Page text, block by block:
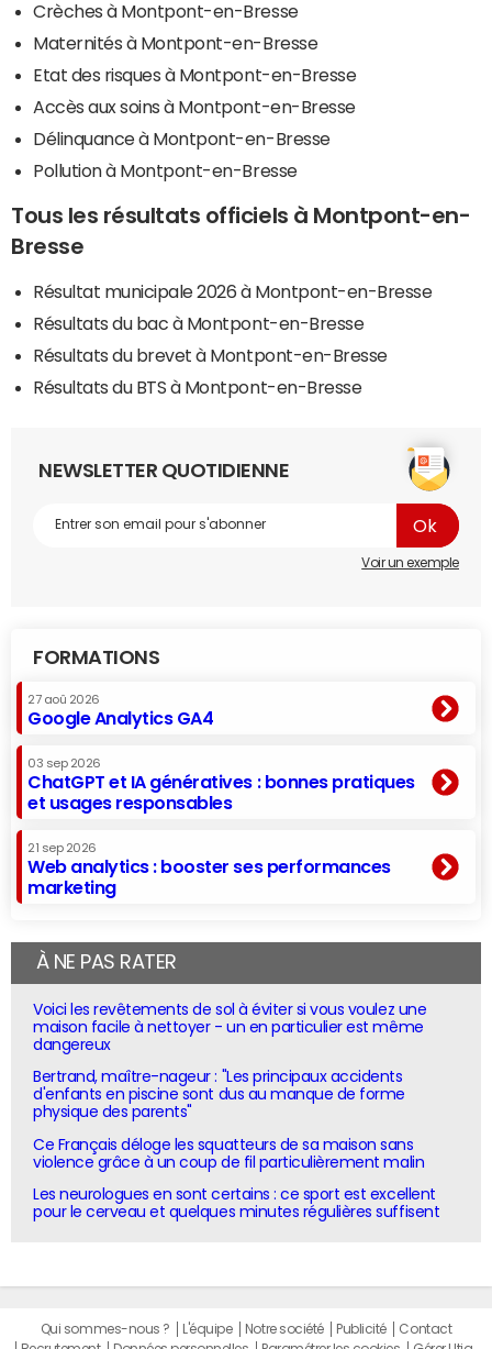
Crèches à Montpont-en-Bresse
Maternités à Montpont-en-Bresse
Etat des risques à Montpont-en-Bresse
Accès aux soins à Montpont-en-Bresse
Délinquance à Montpont-en-Bresse
Pollution à Montpont-en-Bresse
Tous les résultats officiels à Montpont-en-
Bresse
Résultat municipale 2026 à Montpont-en-Bresse
Résultats du bac à Montpont-en-Bresse
Résultats du brevet à Montpont-en-Bresse
Résultats du BTS à Montpont-en-Bresse
NEWSLETTER QUOTIDIENNE
Voir un exemple
FORMATIONS
27 aoû 2026
Google Analytics GA4
03 sep 2026
ChatGPT et IA génératives : bonnes pratiques
et usages responsables
21 sep 2026
Web analytics : booster ses performances
marketing
À NE PAS RATER
Voici les revêtements de sol à éviter si vous voulez une
maison facile à nettoyer - un en particulier est même
dangereux
Bertrand, maître-nageur : "Les principaux accidents
d'enfants en piscine sont dus au manque de forme
physique des parents"
Ce Français déloge les squatteurs de sa maison sans
violence grâce à un coup de fil particulièrement malin
Les neurologues en sont certains : ce sport est excellent
pour le cerveau et quelques minutes régulières suffisent
Qui sommes-nous ? L'équipe Notre société Publicité
Contact